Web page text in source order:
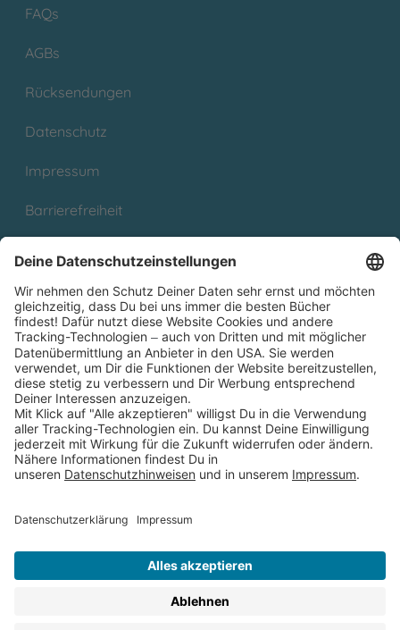
FAQs
AGBs
Rücksendungen
Datenschutz
Impressum
Barrierefreiheit
Partnerprogramm (Affiliate)
Folge uns auf
* Versandkostenfrei ab 9,00 € Bestellwert innerhalb
Deutschlands
** Lieferzeit 1-3 Werktage innerhalb Deutschlands
Thienemann-Esslinger Verlag GmbH, Blumenstraße 36, D-70182